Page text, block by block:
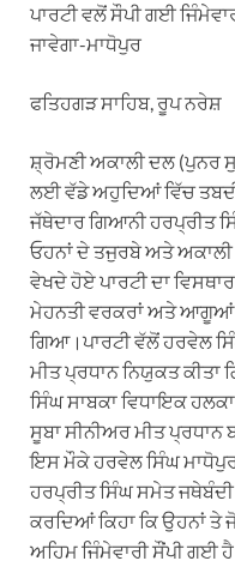
p
m
k
ਪਾਰਟੀ ਵਲੋਂ ਸੌਪੀ ਗਈ
ਜਾਵੇਗਾ-ਮਾਧੋਪੁਰ
ਫਤਿਹਗੜ ਸਾਹਿਬ, ਰੂਪ ਨਰੇਸ਼
ਸ਼੍ਰੋਮਣੀ ਅਕਾਲੀ ਦਲ (ਪੁਨਰ
ਲਈ ਵੱਡੇ ਅਹੁਦਿਆਂ ਵਿੱਚ
ਜੱਥੇਦਾਰ ਗਿਆਨੀ ਹਰਪ੍ਰੀਤ
ਓਹਨਾਂ ਦੇ ਤਜੁਰਬੇ ਅਤੇ
ਵੇਖਦੇ ਹੋਏ ਪਾਰਟੀ ਦਾ
ਮੇਹਨਤੀ ਵਰਕਰਾਂ ਅਤੇ ਆਗੂਆਂ
ਗਿਆ।ਪਾਰਟੀ ਵੱਲੋਂ ਹਰਵੇਲ
ਮੀਤ ਪ੍ਰਧਾਨ ਨਿਯੁਕਤ
ਸਿੰਘ ਸਾਬਕਾ ਵਿਧਾਇਕ
ਸੂਬਾ ਸੀਨੀਅਰ ਮੀਤ ਪ੍ਰਧਾਨ
ਇਸ ਮੌਕੇ ਹਰਵੇਲ ਸਿੰਘ ਮਾਧੋਪੁਰ
ਹਰਪ੍ਰੀਤ ਸਿੰਘ ਸਮੇਤ ਜਥੇਬੰਦੀ
ਕਰਦਿਆਂ ਕਿਹਾ ਕਿ ਉਹਨਾਂ ਤੇ
ਅਹਿਮ ਜਿੰਮੇਵਾਰੀ ਸੌਂਪੀ ਗਈ